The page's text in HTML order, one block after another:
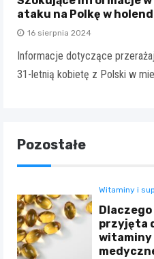
ataku na Polkę w
16 sierpnia 2024
Informacje dotyczące
31-letnią kobietę z Polski w
Pozostałe
Witaminy i
przyjęta
witaminy